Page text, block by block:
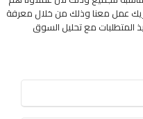
عمل معنا وذلك من خلال معرفة
المتطلبات مع تحليل السوق